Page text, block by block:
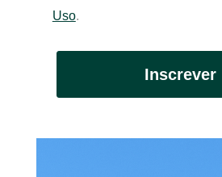
Uso.
Inscrever